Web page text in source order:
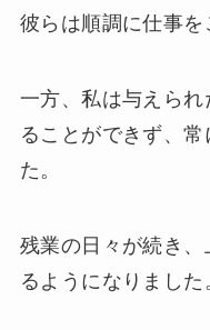
彼らは順調に仕事を
一方、私は与えら
ることができず、
た。
残業の日々が続き
るようになりました